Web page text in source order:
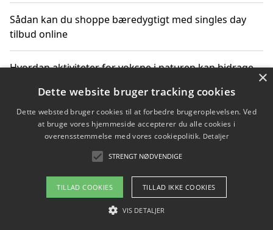
Sådan kan du shoppe bæredygtigt med singles day
tilbud online
Hvordan aktiviteter for voksne i naturen kan bidrage
Sådan planlægger du dine vigtige datoer for CO2-
reduktion
Copyright 2026 - Pilanto Aps
Om / kontakt
×
Dette website bruger tracking cookies
Dette websted bruger cookies til at forbedre brugeroplevelsen. Ved
at bruge vores hjemmeside accepterer du alle cookies i
overensstemmelse med vores cookiepolitik. Detaljer
STRENGT NØDVENDIGE
TILLAD COOKIES TILLAD IKKE COOKIES
VIS DETALJER